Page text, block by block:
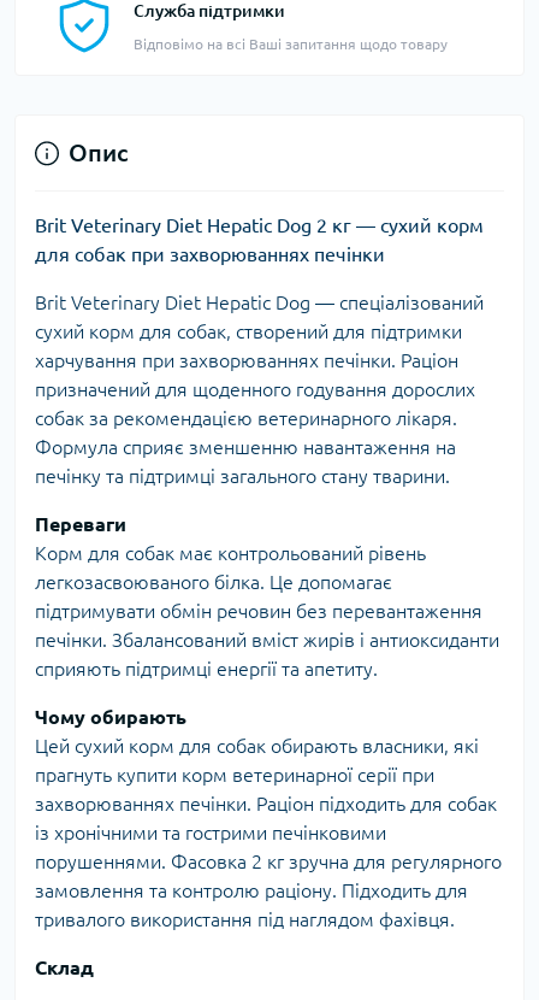
Служба підтримки
Відповімо на всі Ваші запитання щодо товару
Опис
Brit Veterinary Diet Hepatic Dog 2 кг — сухий корм
для собак при захворюваннях печінки
Brit Veterinary Diet Hepatic Dog — спеціалізований
сухий корм для собак, створений для підтримки
харчування при захворюваннях печінки. Раціон
призначений для щоденного годування дорослих
собак за рекомендацією ветеринарного лікаря.
Формула сприяє зменшенню навантаження на
печінку та підтримці загального стану тварини.
Переваги
Корм для собак має контрольований рівень
легкозасвоюваного білка. Це допомагає
підтримувати обмін речовин без перевантаження
печінки. Збалансований вміст жирів і антиоксиданти
сприяють підтримці енергії та апетиту.
Чому обирають
Цей сухий корм для собак обирають власники, які
прагнуть купити корм ветеринарної серії при
захворюваннях печінки. Раціон підходить для собак
із хронічними та гострими печінковими
порушеннями. Фасовка 2 кг зручна для регулярного
замовлення та контролю раціону. Підходить для
тривалого використання під наглядом фахівця.
Склад